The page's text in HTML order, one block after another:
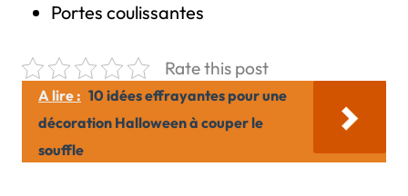
Portes coulissantes
Rate this post
A lire : 10 idées effrayantes pour une
décoration Halloween à couper le
souffle